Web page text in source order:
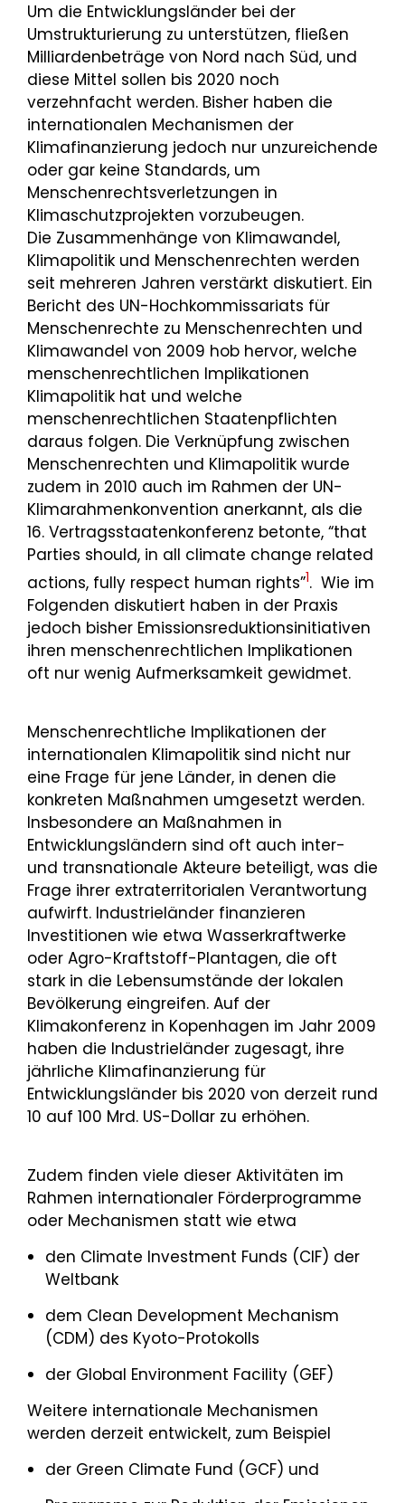
Um die Entwicklungsländer bei der
Umstrukturierung zu unterstützen, fließen
Milliardenbeträge von Nord nach Süd, und
diese Mittel sollen bis 2020 noch
verzehnfacht werden. Bisher haben die
internationalen Mechanismen der
Klimafinanzierung jedoch nur unzureichende
oder gar keine Standards, um
Menschenrechtsverletzungen in
Klimaschutzprojekten vorzubeugen.
Die Zusammenhänge von Klimawandel,
Klimapolitik und Menschenrechten werden
seit mehreren Jahren verstärkt diskutiert. Ein
Bericht des UN-Hochkommissariats für
Menschenrechte zu Menschenrechten und
Klimawandel von 2009 hob hervor, welche
menschenrechtlichen Implikationen
Klimapolitik hat und welche
menschenrechtlichen Staatenpflichten
daraus folgen. Die Verknüpfung zwischen
Menschenrechten und Klimapolitik wurde
zudem in 2010 auch im Rahmen der UN-
Klimarahmenkonvention anerkannt, als die
16. Vertragsstaatenkonferenz betonte, “that
Parties should, in all climate change related
actions, fully respect human rights”1. Wie im
Folgenden diskutiert haben in der Praxis
jedoch bisher Emissionsreduktionsinitiativen
ihren menschenrechtlichen Implikationen
oft nur wenig Aufmerksamkeit gewidmet.
Menschenrechtliche Implikationen der
internationalen Klimapolitik sind nicht nur
eine Frage für jene Länder, in denen die
konkreten Maßnahmen umgesetzt werden.
Insbesondere an Maßnahmen in
Entwicklungsländern sind oft auch inter-
und transnationale Akteure beteiligt, was die
Frage ihrer extraterritorialen Verantwortung
aufwirft. Industrieländer finanzieren
Investitionen wie etwa Wasserkraftwerke
oder Agro-Kraftstoff-Plantagen, die oft
stark in die Lebensumstände der lokalen
Bevölkerung eingreifen. Auf der
Klimakonferenz in Kopenhagen im Jahr 2009
haben die Industrieländer zugesagt, ihre
jährliche Klimafinanzierung für
Entwicklungsländer bis 2020 von derzeit rund
10 auf 100 Mrd. US-Dollar zu erhöhen.
Zudem finden viele dieser Aktivitäten im
Rahmen internationaler Förderprogramme
oder Mechanismen statt wie etwa
den Climate Investment Funds (CIF) der
Weltbank
dem Clean Development Mechanism
(CDM) des Kyoto-Protokolls
der Global Environment Facility (GEF)
Weitere internationale Mechanismen
werden derzeit entwickelt, zum Beispiel
der Green Climate Fund (GCF) und